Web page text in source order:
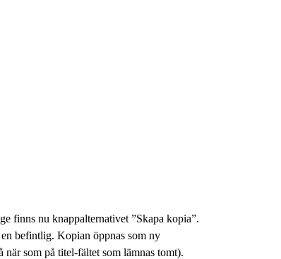
finns nu knappalternativet ”Skapa kopia”.
befintlig. Kopian öppnas som ny
som på titel-fältet som lämnas tomt).